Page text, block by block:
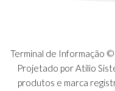
Terminal de Informação
Projetado por Atilio
produtos e marca